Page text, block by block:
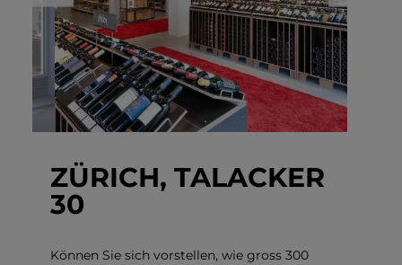
ZÜRICH, TALACKER
30
Können Sie sich vorstellen, wie gross 300